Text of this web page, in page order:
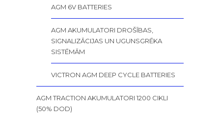
AGM 6V BATTERIES
AGM AKUMULATORI DROŠĪBAS,
SIGNALIZĀCIJAS UN UGUNSGRĒKA
SISTĒMĀM
VICTRON AGM DEEP CYCLE BATTERIES
AGM TRACTION AKUMULATORI 1200 CIKLI
(50% DOD)